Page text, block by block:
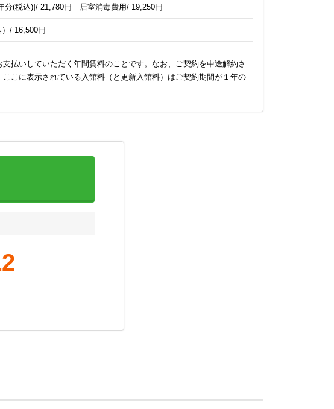
分(税込)]/ 21,780円 居室消毒費用/ 19,250円
/ 16,500円
払いしていただく年間賃料のことです。なお、ご契約を中途解約さ
こに表示されている入館料（と更新入館料）はご契約期間が１年の